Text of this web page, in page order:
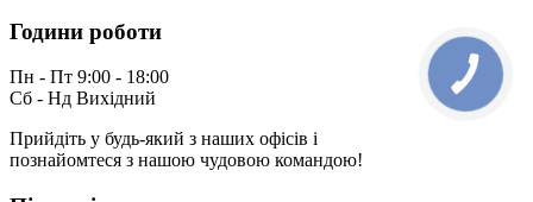
Години роботи
Пн - Пт 9:00 - 18:00
Сб - Нд Вихідний
Прийдіть у будь-який з наших офісів і
познайомтеся з нашою чудовою командою!
КНОПКА
ЗВ'ЯЗКУ